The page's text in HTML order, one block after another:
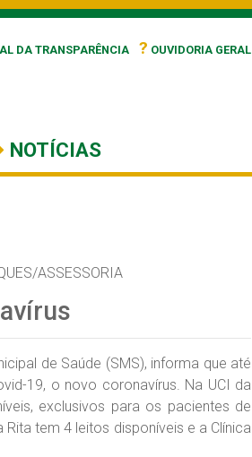
DA TRANSPARÊNCIA ? OUVIDORIA GERAL
NOTÍCIAS
ASSESSORIA
de Saúde (SMS), informa que até
19, o novo coronavírus. Na UCI da
exclusivos para os pacientes de
tem 4 leitos disponíveis e a Clínica